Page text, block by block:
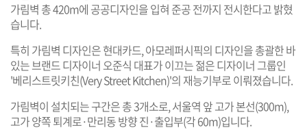
가림벽 총 420m에 공공디자인을 입혀 준공 전까지 전시한다고 밝혔
습니다.
특히 가림벽 디자인은 현대카드, 아모레퍼시픽의 디자인을 총괄한 바
있는 브랜드 디자이너 오준식 대표가 이끄는 젊은 디자이너 그룹인
'베리스트릿키친(Very Street Kitchen)'의 재능기부로 이뤄졌습니다.
가림벽이 설치되는 구간은 총 3개소로, 서울역 앞 고가 본선(300m),
고가 양쪽 퇴계로·만리동 방향 진·출입부(각 60m)입니다.